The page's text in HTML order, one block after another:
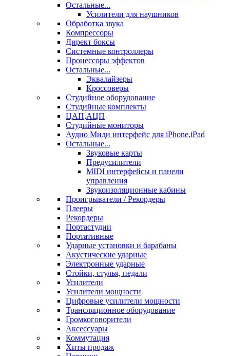
Остальные...
Усилители для наушников
Обработка звука
Компрессоры
Директ боксы
Системные контроллеры
Процессоры эффектов
Остальные...
Эквалайзеры
Кроссоверы
Студийное оборудование
Студийные комплекты
ЦАП,АЦП
Студийные мониторы
Аудио Миди интерфейс для iPhone,iPad
Остальные...
Звуковые карты
Предусилители
MIDI интерфейсы и панели
управления
Звукоизоляционные кабины
Проигрыватели / Рекордеры
Плееры
Рекордеры
Портастудии
Портативные
Ударные установки и барабаны
Акустические ударные
Электронные ударные
Стойки, стулья, педали
Усилители
Усилители мощности
Цифровые усилители мощности
Трансляционное оборудование
Громкоговорители
Аксессуары
Коммутация
Хиты продаж